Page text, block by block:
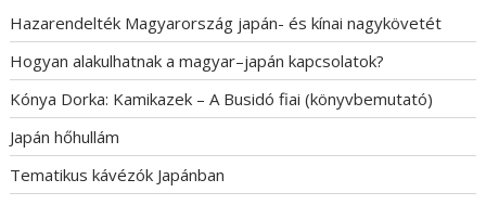
Hazarendelték Magyarország japán- és kínai nagykövetét
Hogyan alakulhatnak a magyar–japán kapcsolatok?
Kónya Dorka: Kamikazek – A Busidó fiai (könyvbemutató)
Japán hőhullám
Tematikus kávézók Japánban